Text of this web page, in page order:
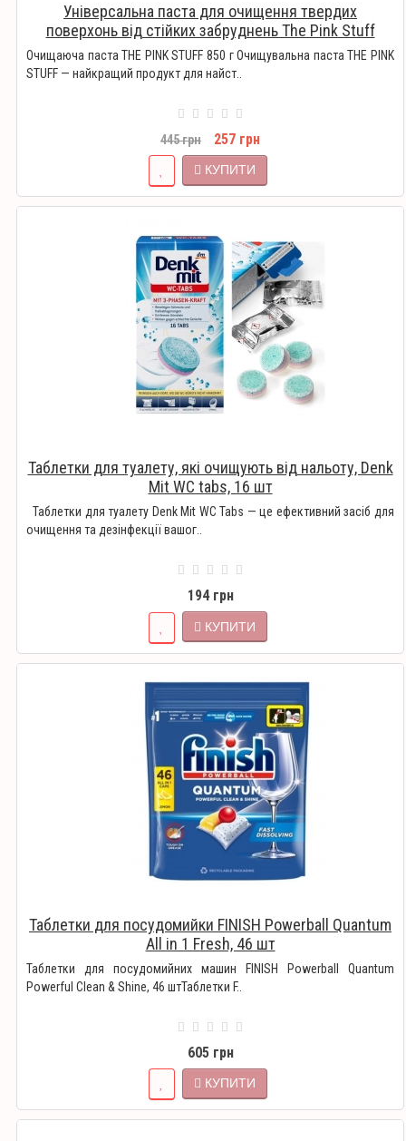
Універсальна паста для очищення твердих
поверхонь від стійких забруднень The Pink Stuff
Miracle Cleaning Paste 850 мл
Очищаюча паста THE PINK STUFF 850 ​​г Очищувальна паста THE PINK
STUFF — найкращий продукт для найст..
445 грн 257 грн
КУПИТИ
Таблетки для туалету, які очищують від нальоту, Denk
Mit WC tabs, 16 шт
Таблетки для туалету Denk Mit WC Tabs — це ефективний засіб для
очищення та дезінфекції вашог..
194 грн
КУПИТИ
Таблетки для посудомийки FINISH Powerball Quantum
All in 1 Fresh, 46 шт
Таблетки для посудомийних машин FINISH Powerball Quantum
Powerful Clean & Shine, 46 штТаблетки F..
605 грн
КУПИТИ